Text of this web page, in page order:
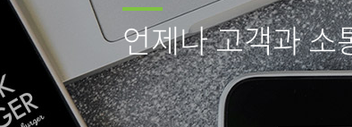
언제나 고객과 소